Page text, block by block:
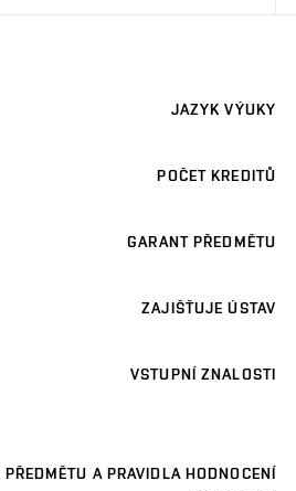
JAZYK VÝUKY
POČET KREDITŮ
GARANT PŘEDMĚTU
ZAJIŠŤUJE ÚSTAV
VSTUPNÍ ZNALOSTI
A PRAVIDLA HODNOCENÍ